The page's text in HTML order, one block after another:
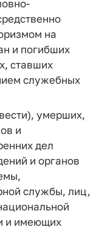
на
и погибших
ставших
служебных
умерших,
и
дел
и органов
службы, лиц,
и имеющих